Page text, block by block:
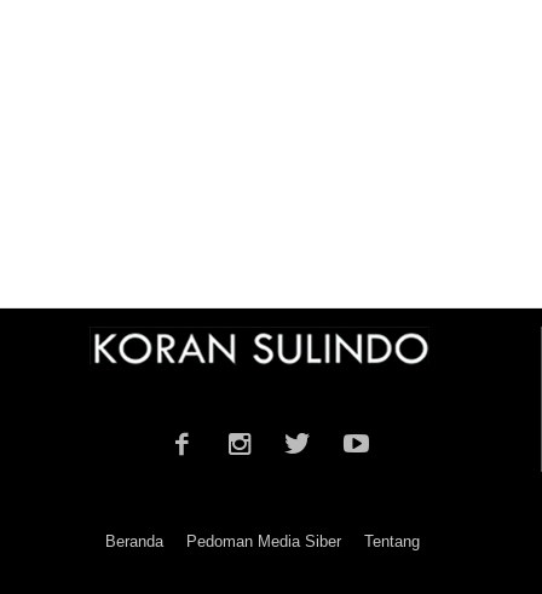
Beranda Pedoman Media Siber Tentang